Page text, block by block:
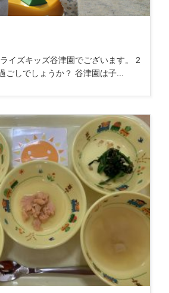
イズキッズ谷津園でございます。 2
ごしでしょうか？ 谷津園は子...